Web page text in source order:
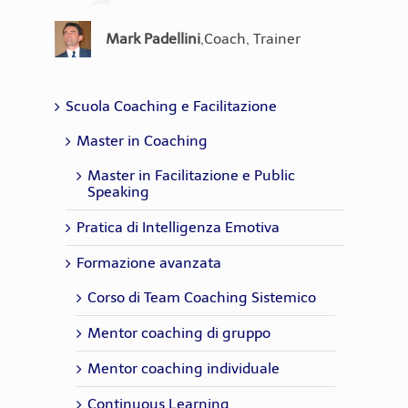
Mark Padellini,Coach, Trainer
Barbazza
Consultant
Cristiana Melis,Coach
Assessor Certification
Del Pianto
Coach, HR Consultant
Scuola Coaching e Facilitazione
Master in Coaching
Master in Facilitazione e Public
Speaking
Pratica di Intelligenza Emotiva
Formazione avanzata
Corso di Team Coaching Sistemico
Mentor coaching di gruppo
Mentor coaching individuale
Continuous Learning